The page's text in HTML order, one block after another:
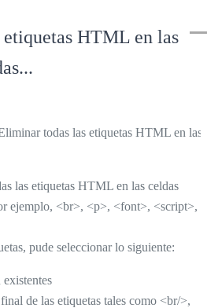
HTML en las
todas las etiquetas HTML en las
las etiquetas HTML en las celdas
ejemplo, <br>, <p>, <font>, <script>,
pude seleccionar lo siguiente:
existentes
de las etiquetas tales como <br/>,